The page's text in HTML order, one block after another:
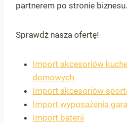
partnerem po stronie biznesu.
Sprawdź nasza ofertę!
Import akcesoriów
domowych
Import akcesoriów
Import wyposażenia
Import baterii